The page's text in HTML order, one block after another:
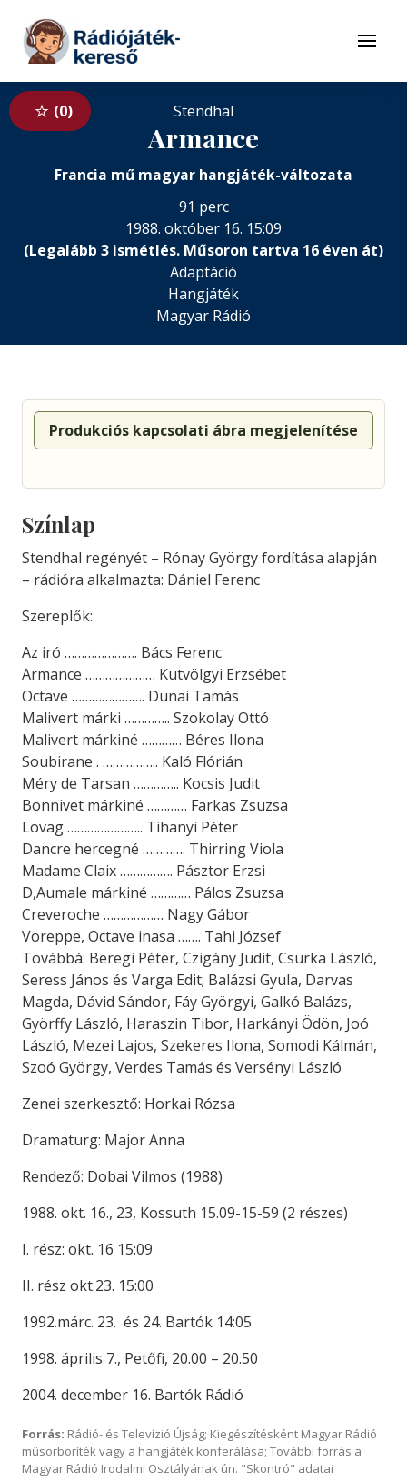
Tovább a tartalomhoz
Menü
0 Stendhal
Armance
Francia mű magyar hangjáték-változata
91 perc
1988. október 16. 15:09
(Legalább 3 ismétlés. Műsoron tartva 16 éven át)
Adaptáció
Hangjáték
Magyar Rádió
Produkciós kapcsolati ábra megjelenítése
Színlap
Stendhal regényét – Rónay György fordítása alapján
– rádióra alkalmazta: Dániel Ferenc
Szereplők:
Az iró …………………. Bács Ferenc
Armance ………………… Kutvölgyi Erzsébet
Octave …………………. Dunai Tamás
Malivert márki ………….. Szokolay Ottó
Malivert márkiné ………… Béres Ilona
Soubirane . …………….. Kaló Flórián
Méry de Tarsan ………….. Kocsis Judit
Bonnivet márkiné ………… Farkas Zsuzsa
Lovag ………………….. Tihanyi Péter
Dancre hercegné …………. Thirring Viola
Madame Claix ……………. Pásztor Erzsi
D,Aumale márkiné ………… Pálos Zsuzsa
Creveroche ……………… Nagy Gábor
Voreppe, Octave inasa ……. Tahi József
Továbbá: Beregi Péter, Czigány Judit, Csurka László,
Seress János és Varga Edit; Balázsi Gyula, Darvas
Magda, Dávid Sándor, Fáy Györgyi, Galkó Balázs,
Györffy László, Haraszin Tibor, Harkányi Ödön, Joó
László, Mezei Lajos, Szekeres Ilona, Somodi Kálmán,
Szoó György, Verdes Tamás és Versényi László
Zenei szerkesztő: Horkai Rózsa
Dramaturg: Major Anna
Rendező: Dobai Vilmos (1988)
1988. okt. 16., 23, Kossuth 15.09-15-59 (2 részes)
I. rész: okt. 16 15:09
II. rész okt.23. 15:00
1992.márc. 23. és 24. Bartók 14:05
1998. április 7., Petőfi, 20.00 – 20.50
2004. december 16. Bartók Rádió
Forrás: Rádió- és Televízió Újság; Kiegészítésként Magyar Rádió
műsorboríték vagy a hangjáték konferálása; További forrás a
Magyar Rádió Irodalmi Osztályának ún. "Skontró" adatai